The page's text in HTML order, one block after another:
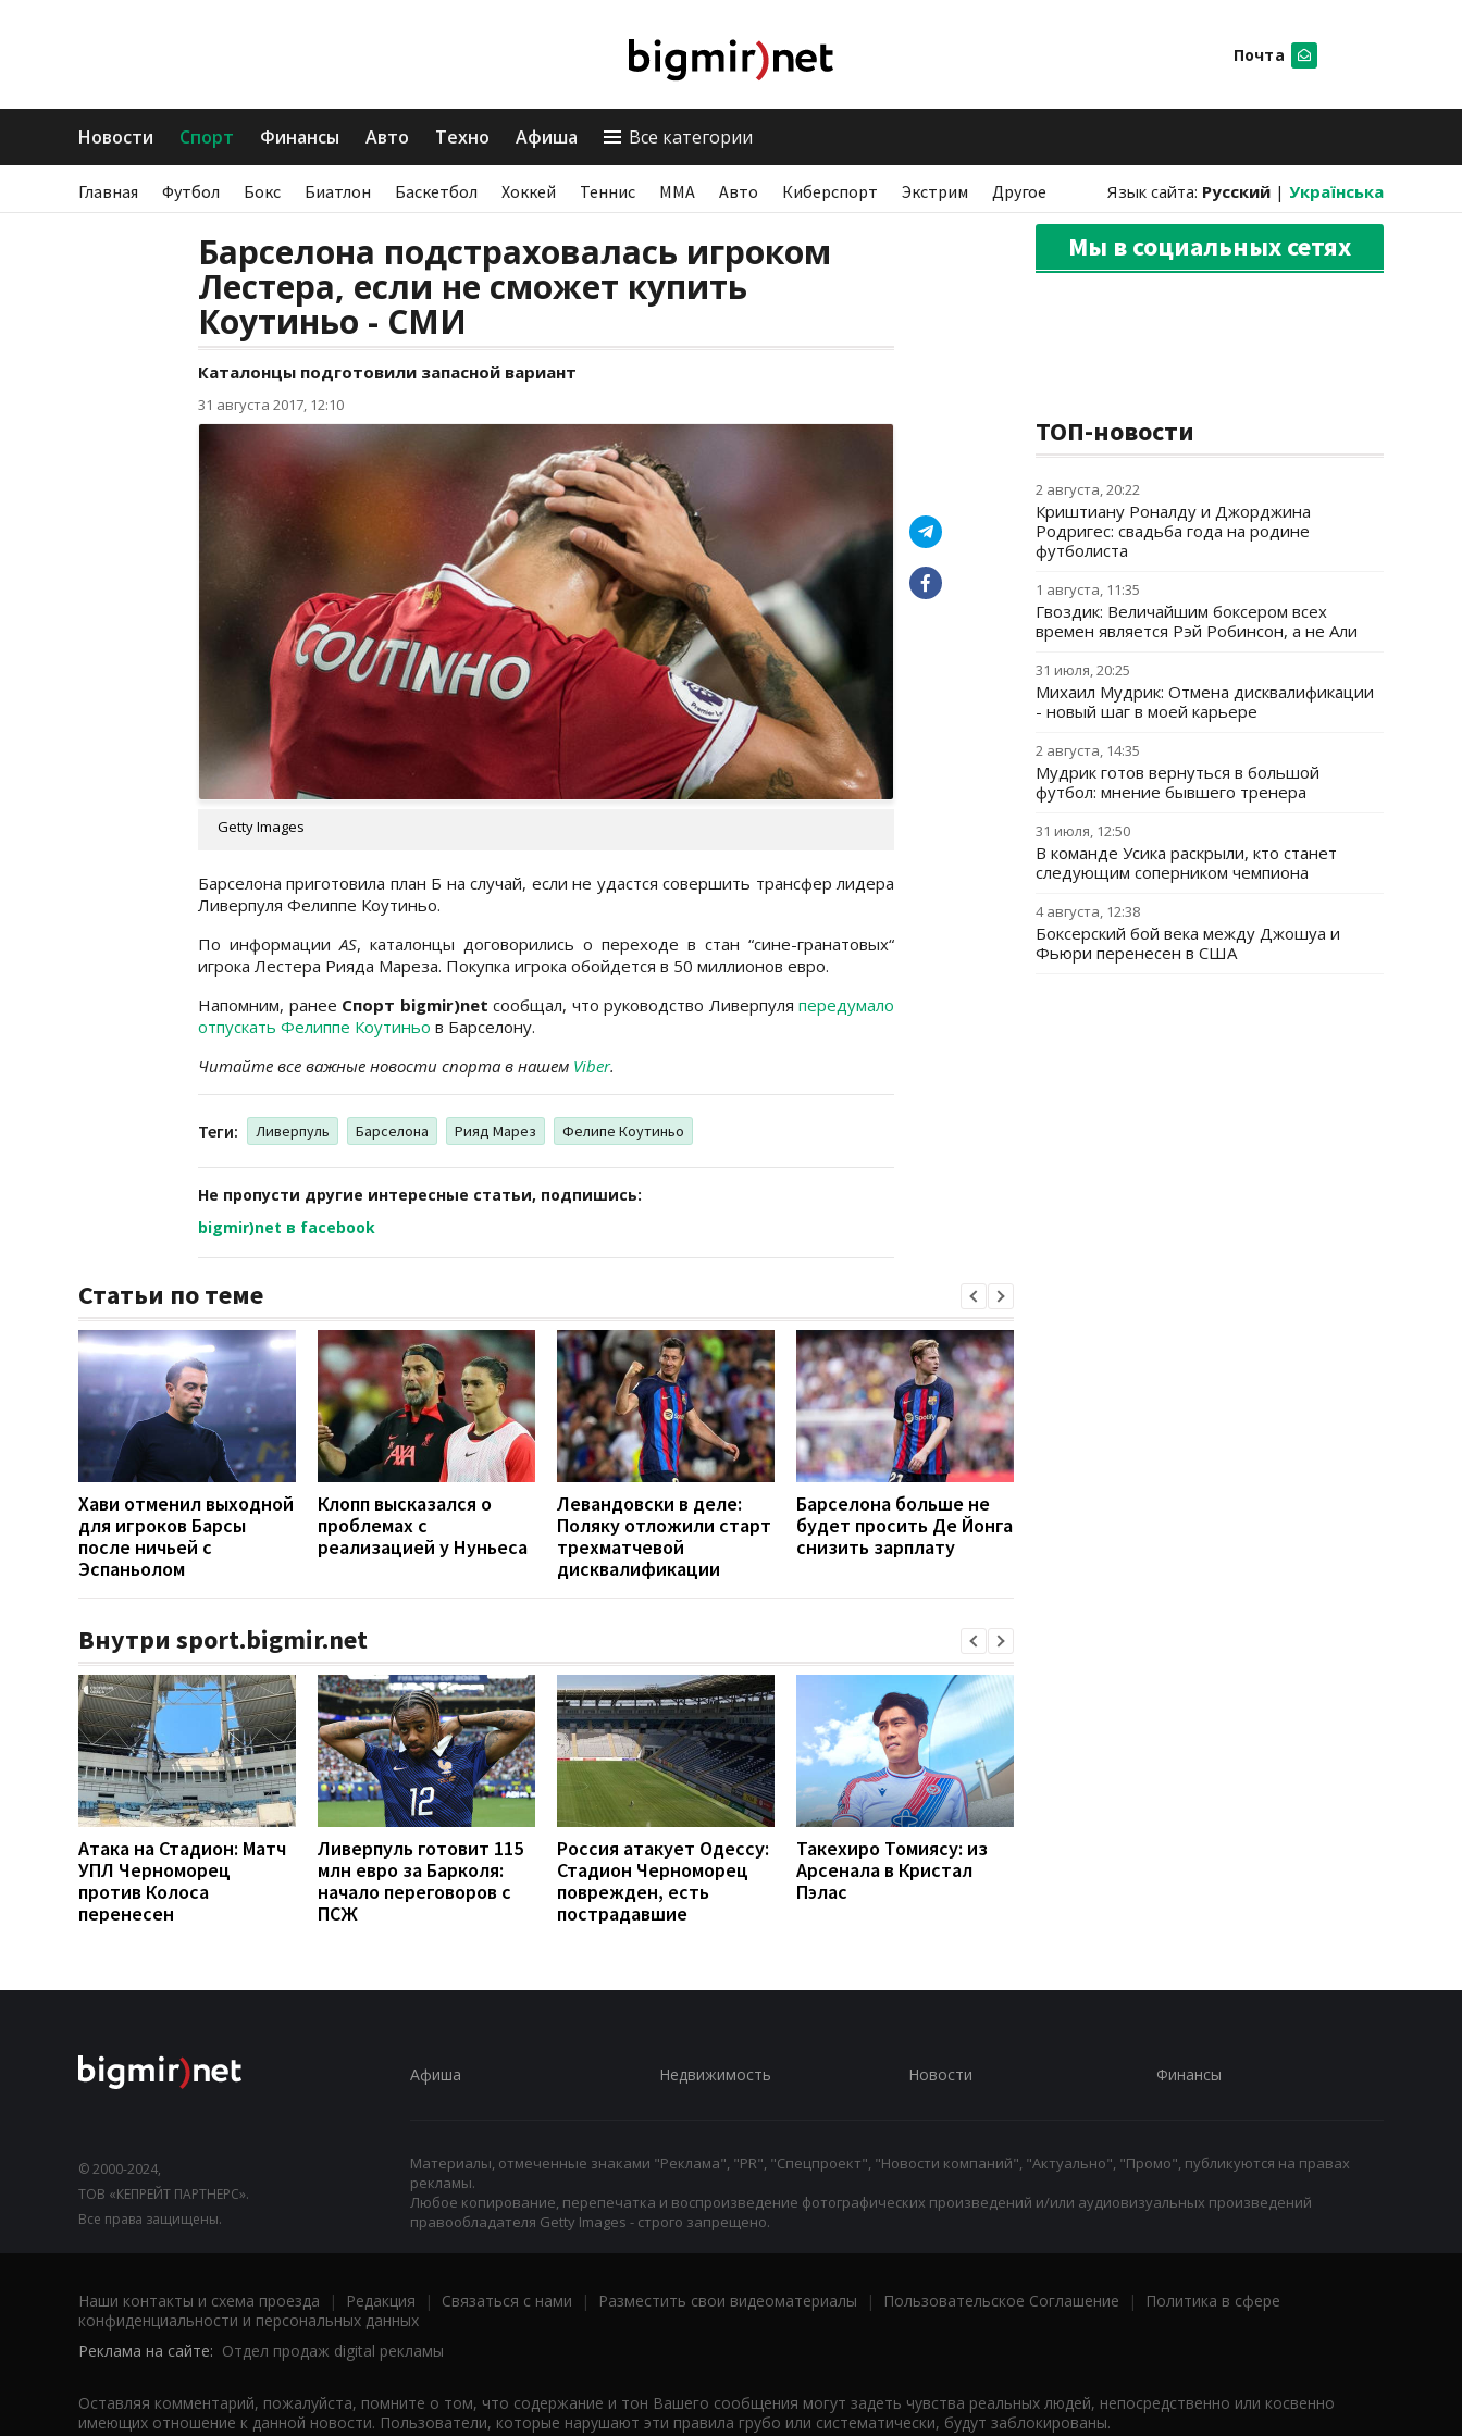
Почта
Новости Спорт Финансы Авто Техно Афиша Все категории
Главная Футбол Бокс Биатлон Баскетбол Хоккей Теннис ММА Авто Киберспорт Экстрим Другое Язык сайта: Русский | Українська
Барселона подстраховалась игроком
Лестера, если не сможет купить
Коутиньо - СМИ
Каталонцы подготовили запасной вариант
31 августа 2017, 12:10
Getty Images
Барселона приготовила план Б на случай, если не удастся совершить трансфер лидера
Ливерпуля Фелиппе Коутиньо.
По информации AS, каталонцы договорились о переходе в стан “сине-гранатовых“
игрока Лестера Рияда Мареза. Покупка игрока обойдется в 50 миллионов евро.
Напомним, ранее Спорт bigmir)net сообщал, что руководство Ливерпуля передумало
отпускать Фелиппе Коутиньо в Барселону.
Читайте все важные новости спорта в нашем Viber.
Теги: Ливерпуль Барселона Рияд Марез Фелипе Коутиньо
Не пропусти другие интересные статьи, подпишись:
bigmir)net в facebook
Статьи по теме
Хави отменил выходной
для игроков Барсы
после ничьей с
Эспаньолом
Клопп высказался о
проблемах с
реализацией у Нуньеса
Левандовски в деле:
Поляку отложили старт
трехматчевой
дисквалификации
Барселона больше не
будет просить Де Йонга
снизить зарплату
Внутри sport.bigmir.net
Атака на Стадион: Матч
УПЛ Черноморец
против Колоса
перенесен
Ливерпуль готовит 115
млн евро за Барколя:
начало переговоров с
ПСЖ
Россия атакует Одессу:
Стадион Черноморец
поврежден, есть
пострадавшие
Такехиро Томиясу: из
Арсенала в Кристал
Пэлас
Мы в социальных сетях
ТОП-новости
2 августа, 20:22
Криштиану Роналду и Джорджина
Родригес: свадьба года на родине
футболиста
1 августа, 11:35
Гвоздик: Величайшим боксером всех
времен является Рэй Робинсон, а не Али
31 июля, 20:25
Михаил Мудрик: Отмена дисквалификации
- новый шаг в моей карьере
2 августа, 14:35
Мудрик готов вернуться в большой
футбол: мнение бывшего тренера
31 июля, 12:50
В команде Усика раскрыли, кто станет
следующим соперником чемпиона
4 августа, 12:38
Боксерский бой века между Джошуа и
Фьюри перенесен в США
© 2000-2024,
ТОВ «КЕПРЕЙТ ПАРТНЕРС».
Все права защищены.
Афиша Недвижимость Новости Финансы
Материалы, отмеченные знаками "Реклама", "PR", "Спецпроект", "Новости компаний", "Актуально", "Промо", публикуются на правах
рекламы.
Любое копирование, перепечатка и воспроизведение фотографических произведений и/или аудиовизуальных произведений
правообладателя Getty Images - строго запрещено.
Наши контакты и схема проезда | Редакция | Связаться с нами | Разместить свои видеоматериалы | Пользовательское Соглашение |
Политика в сфере
конфиденциальности и персональных данных
Реклама на сайте: Отдел продаж digital рекламы
Оставляя комментарий, пожалуйста, помните о том, что содержание и тон Вашего сообщения могут задеть чувства реальных людей, непосредственно или косвенно
имеющих отношение к данной новости. Пользователи, которые нарушают эти правила грубо или систематически, будут заблокированы.